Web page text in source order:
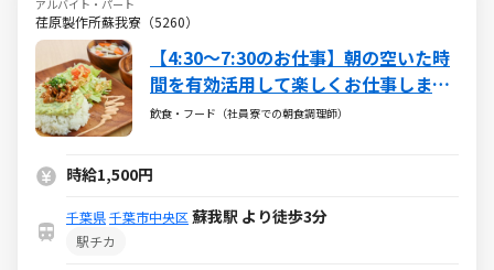
アルバイト・パート
荏原製作所蘇我寮（5260）
【4:30～7:30のお仕事】朝の空いた時
間を有効活用して楽しくお仕事しませ
んか？
飲食・フード（社員寮での朝食調理師）
時給1,500円
千葉県千葉市中央区 蘇我駅 より徒歩3分
駅チカ